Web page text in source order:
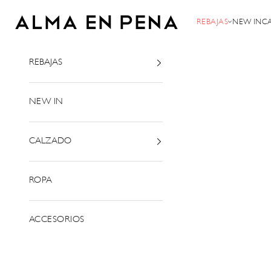
Alma en Pena
REBAJAS NEW IN
REBAJAS
NEW IN
CALZADO
ROPA
ACCESORIOS